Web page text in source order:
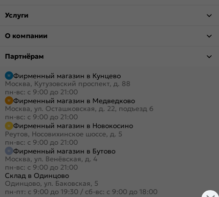
Услуги
О компании
Партнёрам
Фирменный магазин в Кунцево
Москва, Кутузовский проспект, д. 88
пн-вс: с 9:00 до 21:00
Фирменный магазин в Медведково
Москва, ул. Осташковская, д. 22, подъезд 6
пн-вс: с 9:00 до 21:00
Фирменный магазин в Новокосино
Реутов, Носовихинское шоссе, д. 5
пн-вс: с 9:00 до 21:00
Фирменный магазин в Бутово
Москва, ул. Венёвская, д. 4
пн-вс: с 9:00 до 21:00
Склад в Одинцово
Одинцово, ул. Баковская, 5
пн-пт: с 9:00 до 19:30 / сб-вс: с 9:00 до 18:00